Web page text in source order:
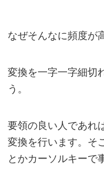
なぜそんなに頻度が
変換を一字一字細切
う。
要領の良い人であれ
変換を行います。そ
とかカーソルキーで